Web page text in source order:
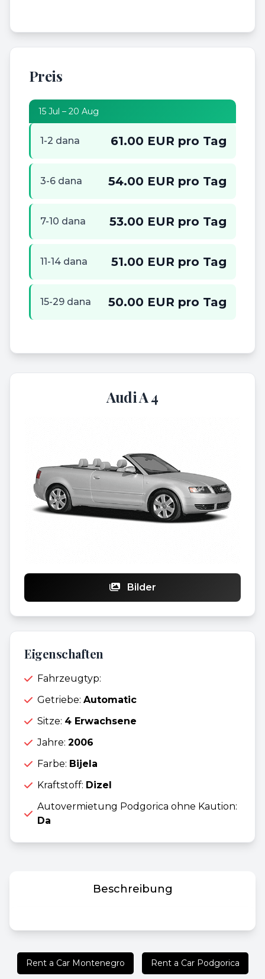
Preis
15 Jul – 20 Aug
1-2 dana 61.00 EUR pro Tag
3-6 dana 54.00 EUR pro Tag
7-10 dana 53.00 EUR pro Tag
11-14 dana 51.00 EUR pro Tag
15-29 dana 50.00 EUR pro Tag
Audi A 4
Bilder
Eigenschaften
Fahrzeugtyp:
Getriebe: Automatic
Sitze: 4 Erwachsene
Jahre: 2006
Farbe: Bijela
Kraftstoff: Dizel
Autovermietung Podgorica ohne Kaution:
Da
Beschreibung
Rent a Car Montenegro Rent a Car Podgorica